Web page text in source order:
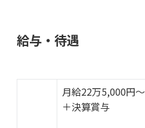
給与・待遇
月給22万5,000円～
＋決算賞与